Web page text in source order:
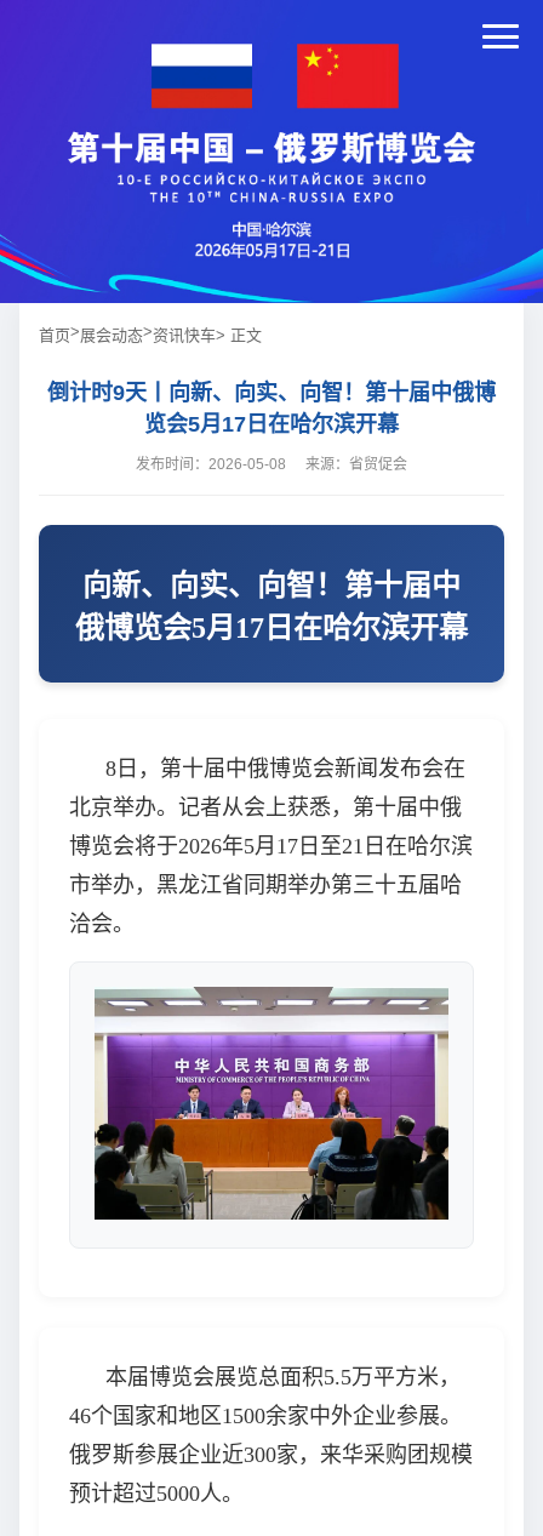
首页>展会动态>资讯快车> 正文
倒计时9天丨向新、向实、向智！第十届中俄博
览会5月17日在哈尔滨开幕
发布时间：2026-05-08 来源：省贸促会
向新、向实、向智！第十届中
俄博览会5月17日在哈尔滨开幕
8日，第十届中俄博览会新闻发布会在
北京举办。记者从会上获悉，第十届中俄
博览会将于2026年5月17日至21日在哈尔滨
市举办，黑龙江省同期举办第三十五届哈
洽会。
本届博览会展览总面积5.5万平方米，
46个国家和地区1500余家中外企业参展。
俄罗斯参展企业近300家，来华采购团规模
预计超过5000人。